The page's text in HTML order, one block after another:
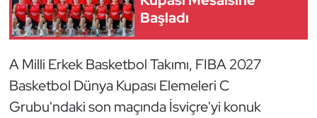
Başladı
A Milli Erkek Basketbol Takımı, FIBA 2027
Basketbol Dünya Kupası Elemeleri C
Grubu'ndaki son maçında İsviçre'yi konuk
E-Spor
Eskrim
Futbol